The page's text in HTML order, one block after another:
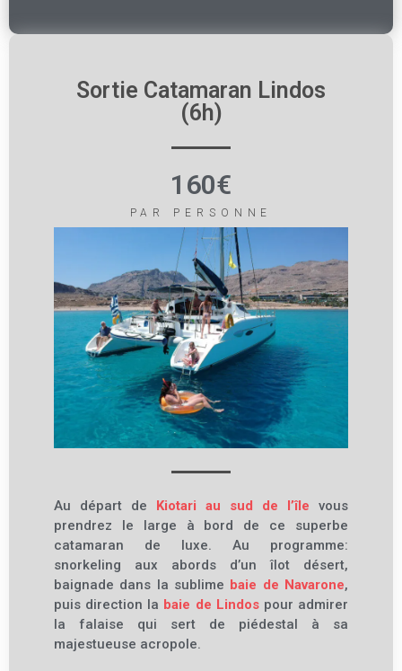
Sortie Catamaran Lindos
(6h)
160€
PAR PERSONNE
Au départ de Kiotari au sud de l’île vous
prendrez le large à bord de ce superbe
catamaran de luxe. Au programme:
snorkeling aux abords d’un îlot désert,
baignade dans la sublime baie de Navarone,
puis direction la baie de Lindospour admirer
la falaise qui sert de piédestal à sa
majestueuse acropole.